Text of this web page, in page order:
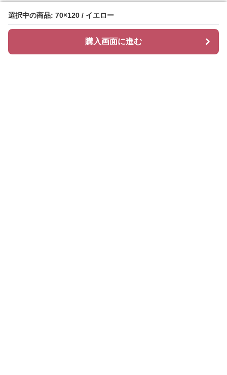
選択中の商品: 70×120 / イエロー
購入画面に進む
選択中の商品: 70×120 / イエロー
購入画面に進む